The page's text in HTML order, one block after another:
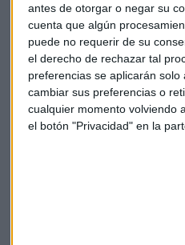
antes de otorgar o negar su
cuenta que algún
puede no requerir de su
el derecho de rechazar tal
preferencias se aplicarán solo
cambiar sus preferencias o
cualquier momento volviendo
el botón "Privacidad" en la
Suscríbete a